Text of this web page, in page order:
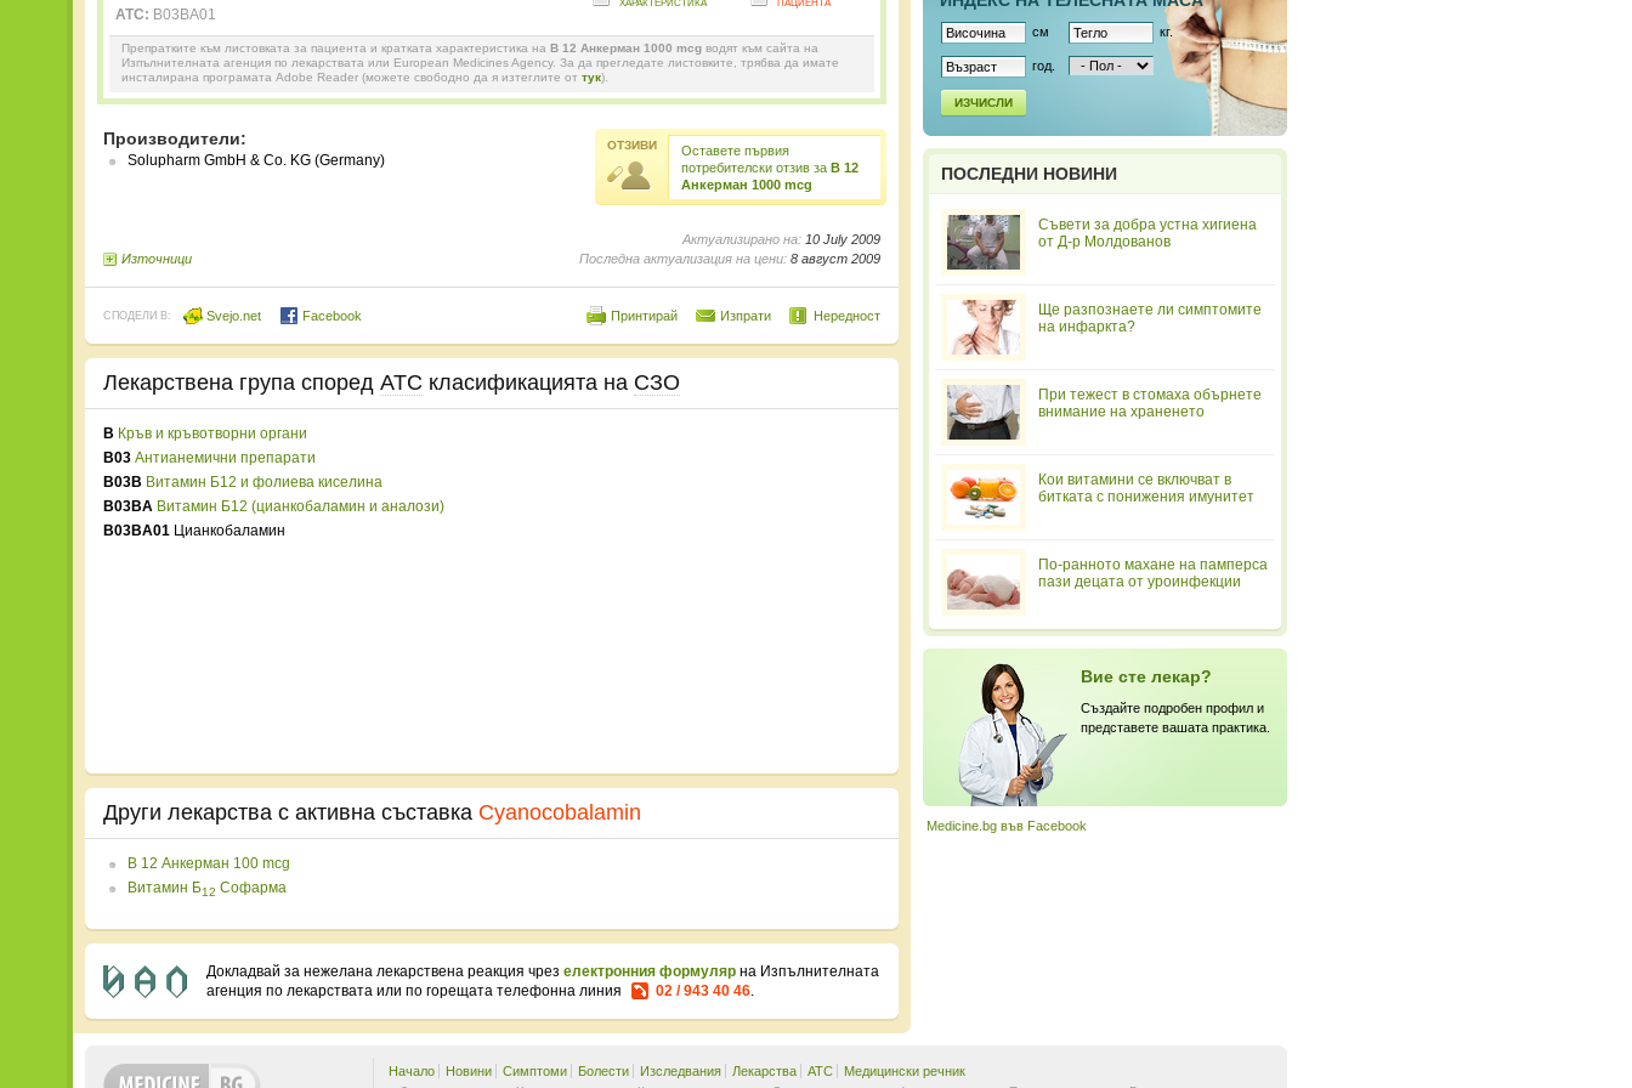
ATC: B03BA01
Препратките към листовката за пациента и кратката характеристика на B 12 Анкерман 1000 mcg водят към сайта на
Изпълнителната агенция по лекарствата или European Medicines Agency. За да прегледате листовките, трябва да имате
инсталирана програмата Adobe Reader (можете свободно да я изтеглите от тук).
ОТЗИВИ
Оставете първия
потребителски отзив за B 12
Анкерман 1000 mcg
Производители:
Solupharm GmbH & Co. KG (Germany)
Актуализирано на: 10 July 2009
Последна актуализация на цени: 8 август 2009
Източници
СПОДЕЛИ В: Нередност
Изпрати
Принтирай
Svejo.net Facebook
Лекарствена група според ATC класификацията на СЗО
B Кръв и кръвотворни органи
B03 Антианемични препарати
B03B Витамин Б12 и фолиева киселина
B03BA Витамин Б12 (цианкобаламин и аналози)
B03BA01 Цианкобаламин
Други лекарства с активна съставка Cyanocobalamin
B 12 Анкерман 100 mcg
Витамин Б12 Софарма
Докладвай за нежелана лекарствена реакция чрез електронния формуляр на Изпълнителната
агенция по лекарствата или по горещата телефонна линия
02 / 943 40 46.
см кг.
год.
ИЗЧИСЛИ
ПОСЛЕДНИ НОВИНИ
Съвети за добра устна хигиена
от Д-р Молдованов
Ще разпознаете ли симптомите
на инфаркта?
При тежест в стомаха обърнете
внимание на храненето
Кои витамини се включват в
битката с понижения имунитет
По-ранното махане на памперса
пази децата от уроинфекции
Вие сте лекар?
Създайте подробен профил и
представете вашата практика.
Medicine.bg във Facebook
Начало Новини Симптоми Болести Изследвания Лекарства ATC Медицински речник